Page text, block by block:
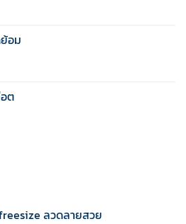
อม
ต
ลวดลายสวย